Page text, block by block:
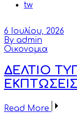
tw
6 Ιουλίου, 2026
By admin
Οικονομια
ΔΕΛΤΙΟ
ΕΚΠΤΩΣΕΙΣ
Read More